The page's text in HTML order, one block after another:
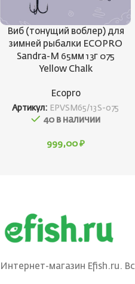
Виб (тонущий воблер) для
зимней рыбалки ECOPRO
Sandra-M 65мм 13г 075
Yellow Chalk
Ecopro
Артикул: EPVSM65/13S-075
40 в наличии
999,00 ₽
Интернет-магазин Efish.ru.